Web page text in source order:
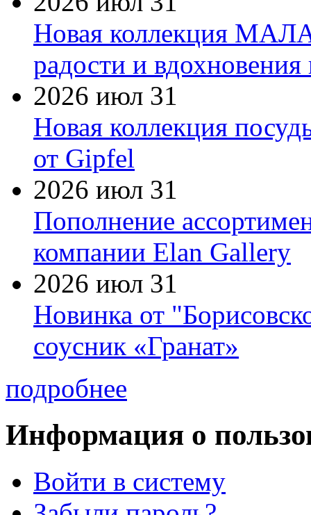
Новая коллекция
радости и
2026 июл 31
Новая коллекция
от Gipfel
2026 июл 31
Пополнение
компании Elan Gallery
2026 июл 31
Новинка от
соусник «Гранат»
подробнее
Информация о
Войти в систему